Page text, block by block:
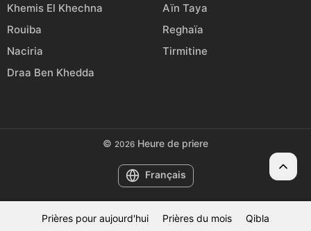
Prières pour aujourd'hui Prières du mois Qibla
Khemis El Khechna
Aïn Taya
Rouiba
Reghaïa
Naciria
Tirmitine
Draa Ben Khedda
© 2026 Heure de priere
Français